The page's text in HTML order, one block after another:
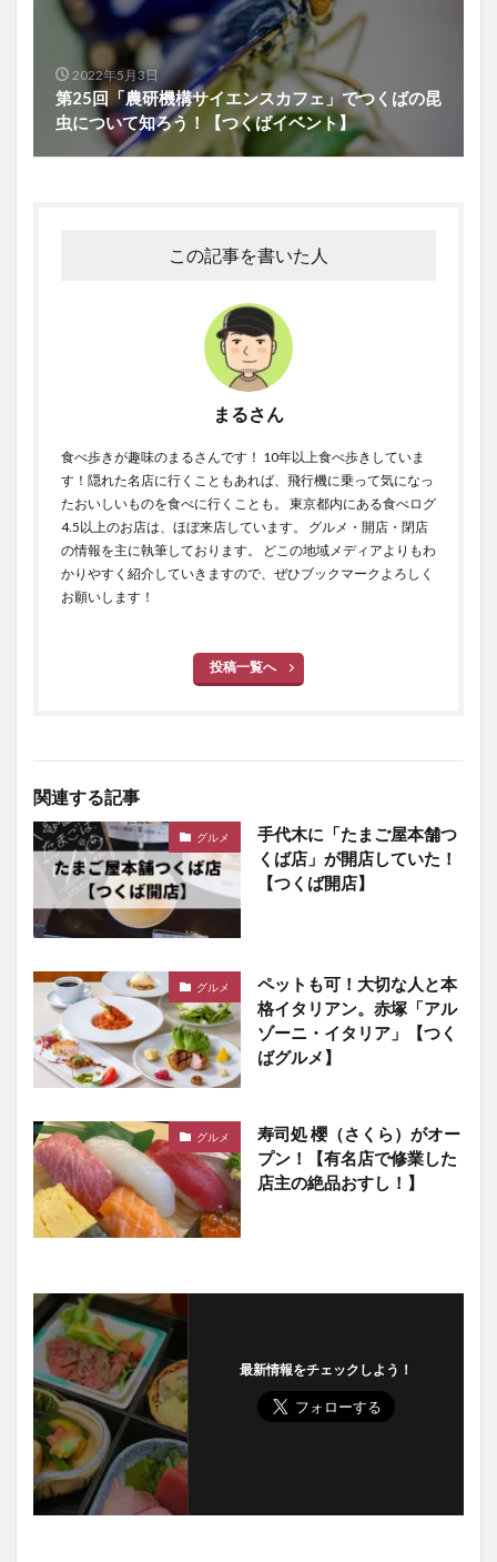
2022年5月3日
第25回「農研機構サイエンスカフェ」でつくばの昆
虫について知ろう！【つくばイベント】
この記事を書いた人
まるさん
食べ歩きが趣味のまるさんです！ 10年以上食べ歩きしていま
す！隠れた名店に行くこともあれば、飛行機に乗って気になっ
たおいしいものを食べに行くことも。 東京都内にある食べログ
4.5以上のお店は、ほぼ来店しています。 グルメ・開店・閉店
の情報を主に執筆しております。 どこの地域メディアよりもわ
かりやすく紹介していきますので、ぜひブックマークよろしく
お願いします！
投稿一覧へ
関連する記事
グルメ
手代木に「たまご屋本舗つ
くば店」が開店していた！
【つくば開店】
グルメ
ペットも可！大切な人と本
格イタリアン。赤塚「アル
ゾーニ・イタリア」【つく
ばグルメ】
グルメ
寿司処 櫻（さくら）がオー
プン！【有名店で修業した
店主の絶品おすし！】
最新情報をチェックしよう！